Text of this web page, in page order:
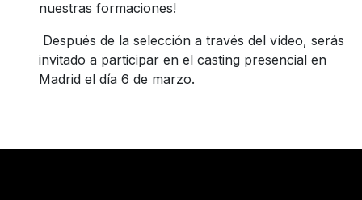
nuestras formaciones!
Después de la selección a través del vídeo, serás
invitado a participar en el casting presencial en
Madrid el día 6 de marzo.